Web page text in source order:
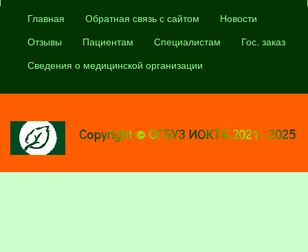
Главная Обратная связь с сайтом
Новости
Отзывы
Пациентам Специалистам
Гос. заказ
Сведения о медицинской организации
Copyright © ОГБУЗ ИОКТБ 2021 - 2025